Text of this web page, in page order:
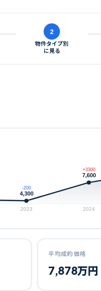
2
物件タイプ別
に見る
4,300
-200
2023
7,600
+3300
2024
平均成約価格
7,878万円